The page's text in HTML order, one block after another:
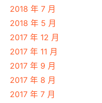
2018 年 7 月
2018 年 5 月
2017 年 12 月
2017 年 11 月
2017 年 9 月
2017 年 8 月
2017 年 7 月